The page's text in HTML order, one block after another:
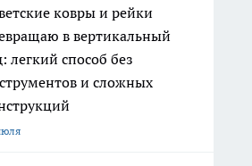
ковры и рейки
в вертикальный
легкий способ без
и сложных